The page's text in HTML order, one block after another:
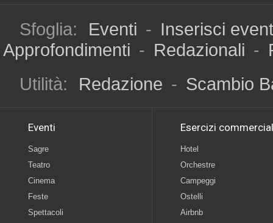
Sfoglia: Eventi - Inserisci
Approfondimenti - Redazionali -
Utilità:
Redazione - Scambio
Eventi
Sagre
Teatro
Cinema
Feste
Spettacoli
Esercizi
Hotel
Orchestre
Campeggi
Ostelli
Airbnb